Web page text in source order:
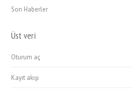
Son Haberler
Üst veri
Oturum aç
Kayıt akışı